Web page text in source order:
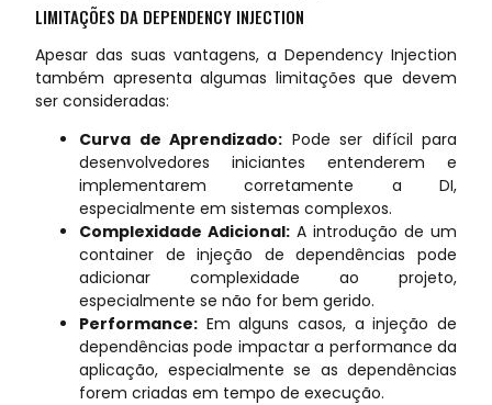
LIMITAÇÕES DA DEPENDENCY INJECTION
Apesar das suas vantagens, a Dependency Injection
também apresenta algumas limitações que devem
ser consideradas:
Curva de Aprendizado: Pode ser difícil para
desenvolvedores iniciantes entenderem e
implementarem corretamente a DI,
especialmente em sistemas complexos.
Complexidade Adicional: A introdução de um
container de injeção de dependências pode
adicionar complexidade ao projeto,
especialmente se não for bem gerido.
Performance: Em alguns casos, a injeção de
dependências pode impactar a performance da
aplicação, especialmente se as dependências
forem criadas em tempo de execução.